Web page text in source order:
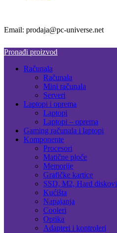
Email: prodaja@pc-universe.net
Pronađi proizvod
Računala
Računala
Mini računala
Serveri
Laptopi i oprema
Laptopi
Laptopi – oprema
Gaming računala i laptopi
Komponente
Procesori
Matične ploče
Memorije
Grafičke kartice
SSD, M2, Hard diskovi
Kućišta
Napajanja
Cooleri
Optika
Adapteri i kontroleri